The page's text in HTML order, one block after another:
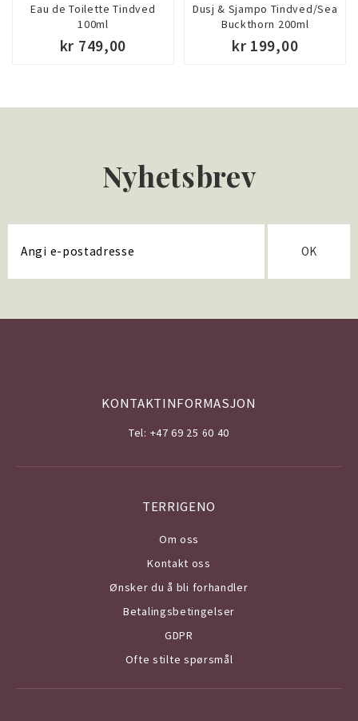
Eau de Toilette Tindved
100ml
kr 749,00
Dusj & Sjampo Tindved/Sea
Buckthorn 200ml
kr 199,00
Nyhetsbrev
OK
KONTAKTINFORMASJON
Tel: +47 69 25 60 40
TERRIGENO
Om oss
Kontakt oss
Ønsker du å bli forhandler
Betalingsbetingelser
GDPR
Ofte stilte spørsmål